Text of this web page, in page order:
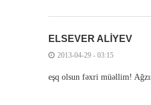
ELSEVER ALIYEV
2013-04-29 - 03:15
eşq olsun fəxri müəllim!